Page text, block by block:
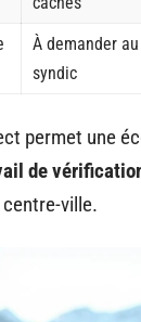
À demander
syndic
permet une
de
ville.